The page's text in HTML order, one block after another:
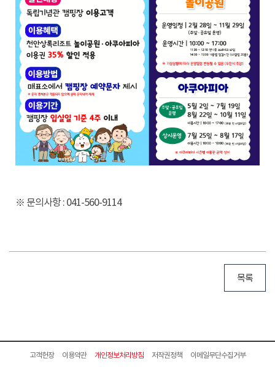
※ 문의사항 : 041-560-9114
목록
고객헌장 이용약관 개인정보처리방침 저작권정책 이메일무단수집거부